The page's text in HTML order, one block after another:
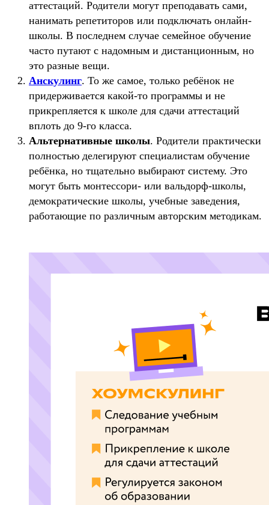
аттестаций. Родители могут преподавать сами,
нанимать репетиторов или подключать онлайн-
школы. В последнем случае семейное обучение
часто путают с надомным и дистанционным, но
это разные вещи.
Анскулинг. То же самое, только ребёнок не
придерживается какой-то программы и не
прикрепляется к школе для сдачи аттестаций
вплоть до 9-го класса.
Альтернативные школы. Родители практически
полностью делегируют специалистам обучение
ребёнка, но тщательно выбирают систему. Это
могут быть монтессори- или вальдорф-школы,
демократические школы, учебные заведения,
работающие по различным авторским методикам.